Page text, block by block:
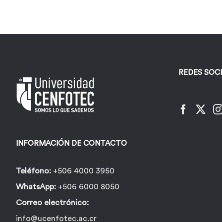
INFORMACIÓN DE CONTACTO
Teléfono: +506 4000 3950
WhatsApp: +506 6000 8050
Correo electrónico:
info@ucenfotec.ac.cr
REDES